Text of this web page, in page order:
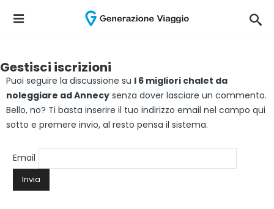
Gestisci iscrizioni
Puoi seguire la discussione su I 6 migliori chalet da
noleggiare ad Annecy senza dover lasciare un commento.
Bello, no? Ti basta inserire il tuo indirizzo email nel campo qui
sotto e premere invio, al resto pensa il sistema.
Email